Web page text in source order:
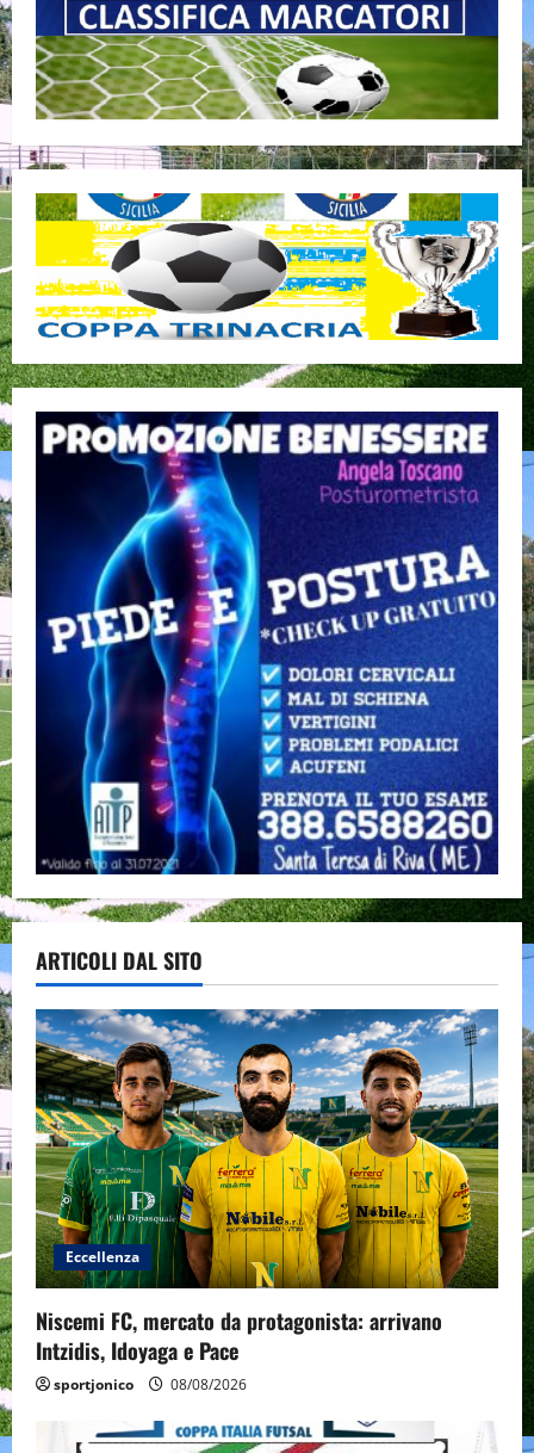
ARTICOLI DAL SITO
Eccellenza
Niscemi FC, mercato da protagonista: arrivano
Intzidis, Idoyaga e Pace
sportjonico 08/08/2026